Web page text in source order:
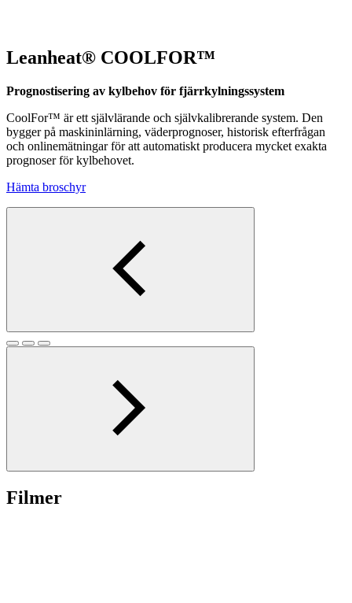
Leanheat® COOLFOR™
Prognostisering av kylbehov för fjärrkylningssystem
CoolFor™ är ett självlärande och självkalibrerande system. Den
bygger på maskininlärning, väderprognoser, historisk efterfrågan
och onlinemätningar för att automatiskt producera mycket exakta
prognoser för kylbehovet.
Hämta broschyr
Filmer